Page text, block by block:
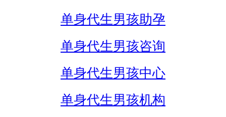
单身代生男孩助孕
单身代生男孩咨询
单身代生男孩中心
单身代生男孩机构